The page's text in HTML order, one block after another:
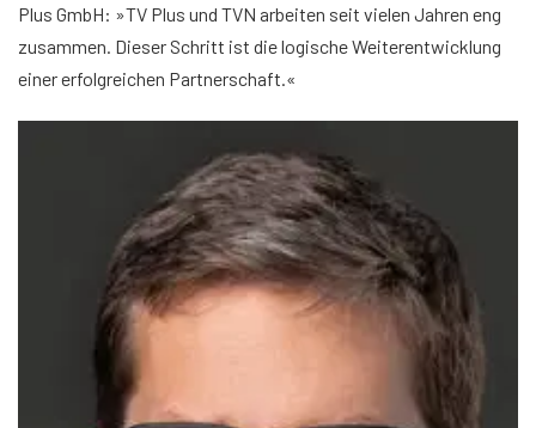
Plus GmbH: »TV Plus und TVN arbeiten seit vielen Jahren eng
zusammen. Dieser Schritt ist die logische Weiterentwicklung
einer erfolgreichen Partnerschaft.«